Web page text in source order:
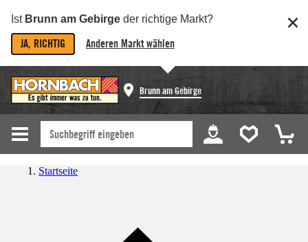
Ist Brunn am Gebirge der richtige Markt?
JA, RICHTIG Anderen Markt wählen
Brunn am Gebirge
Startseite